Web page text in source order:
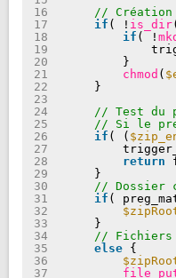
16
17
18
19
20
21
22
23
24
25
26
27
28
29
30
31
32
33
34
35
36
37
//
if ( ! is_dir
if ( !
}
chmod (
}
// Test du
// Si le
if ( (
return
}
// Dossier
if (
}
// Fichiers
else {